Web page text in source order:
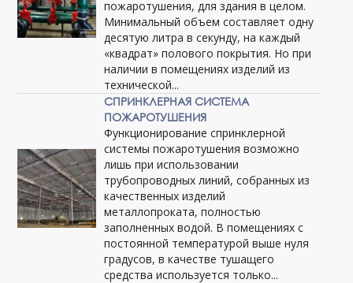
пожаротушения, для здания в целом.
Минимальный объем составляет одну
десятую литра в секунду, на каждый
«квадрат» полового покрытия. Но при
наличии в помещениях изделий из
технической...
СПРИНКЛЕРНАЯ СИСТЕМА
ПОЖАРОТУШЕНИЯ
Функционирование спринклерной
системы пожаротушения возможно
лишь при использовании
трубопроводных линий, собранных из
качественных изделий
металлопроката, полностью
заполненных водой. В помещениях с
постоянной температурой выше нуля
градусов, в качестве тушащего
средства используется только...